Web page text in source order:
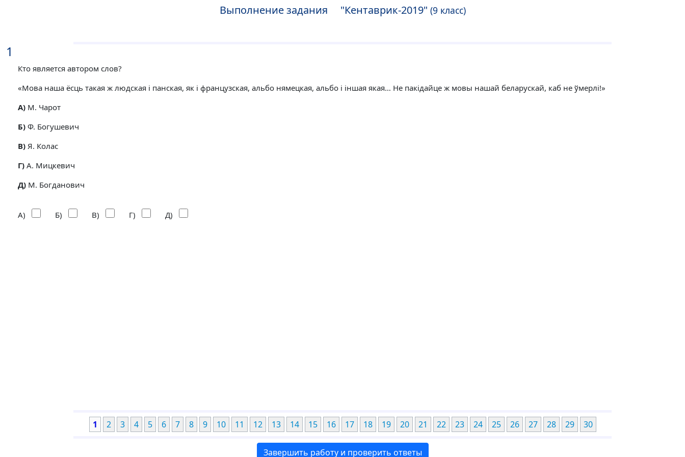
Выполнение задания "Кентаврик-2019" (9 класс)
1
Кто является автором слов?
«Мова наша ёсць такая ж людская і панская, як і французская, альбо нямецкая, альбо і іншая якая… Не пакідайце ж мовы нашай беларускай, каб не ўмерлі!»
A)М. Чарот
Б)Ф. Богушевич
В)Я. Колас
Г)А. Мицкевич
Д)М. Богданович
А) Б) В) Г) Д)
1 2 3 4 5 6 7 8 9 10 11 12 13 14 15 16 17 18 19 20 21 22 23 24 25 26 27 28 29 30
Завершить работу и проверить ответы